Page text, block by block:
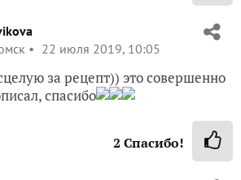
22 июля 2019, 10:05
за рецепт)) это совершенно
спасибо
2 Спасибо!